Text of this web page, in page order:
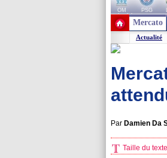
OM PSG
+ de clubs
Mercato
Actualité
Par Damien Da
Taille du